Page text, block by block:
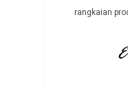
rangkaian